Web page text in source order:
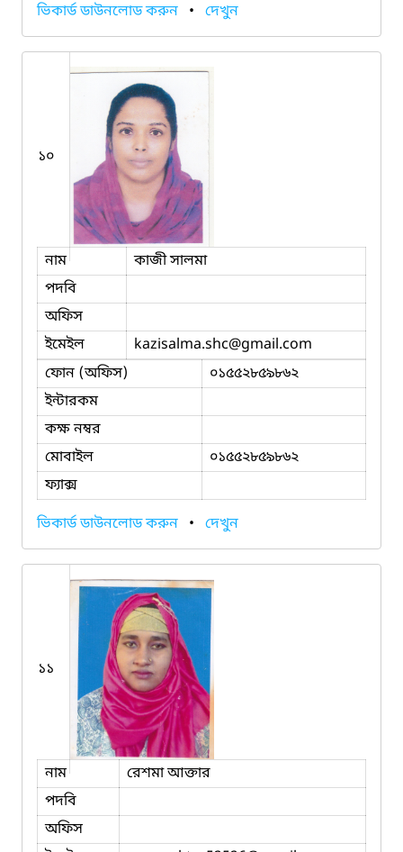
ভিকার্ড ডাউনলোড করুন • দেখুন
১০
নাম
কাজী সালমা
পদবি
অফিস
ইমেইল
kazisalma.shc@gmail.com
ফোন (অফিস)
০১৫৫২৮৫৯৮৬২
ইন্টারকম
কক্ষ নম্বর
মোবাইল
০১৫৫২৮৫৯৮৬২
ফ্যাক্স
ভিকার্ড ডাউনলোড করুন • দেখুন
১১
নাম
রেশমা আক্তার
পদবি
অফিস